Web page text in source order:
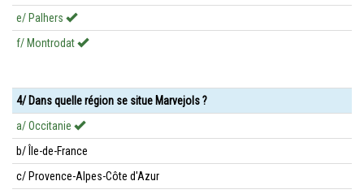
e/ Palhers
f/ Montrodat
4/ Dans quelle région se situe Marvejols ?
a/ Occitanie
b/ Île-de-France
c/ Provence-Alpes-Côte d'Azur